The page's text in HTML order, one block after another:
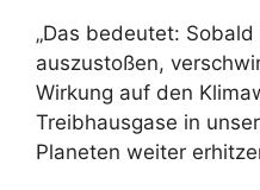
„Das bedeutet:
auszustoßen,
Wirkung auf den
Treibhausgase in
Planeten weiter